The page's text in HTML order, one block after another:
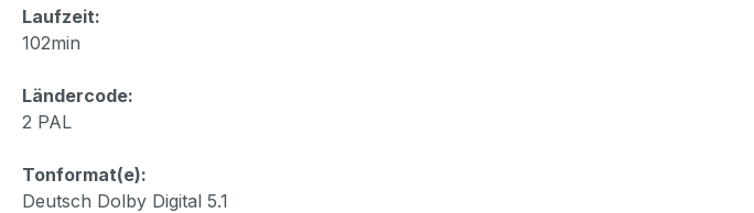
Laufzeit:
102min
Ländercode:
2 PAL
Tonformat(e):
Deutsch Dolby Digital 5.1